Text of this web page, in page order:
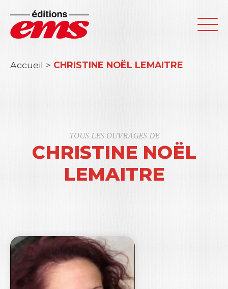
Accueil > CHRISTINE NOËL LEMAITRE
TOUS LES OUVRAGES DE
CHRISTINE NOËL
LEMAITRE